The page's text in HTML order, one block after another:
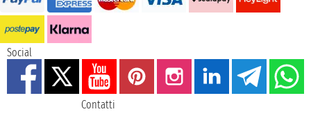
Social
Contatti